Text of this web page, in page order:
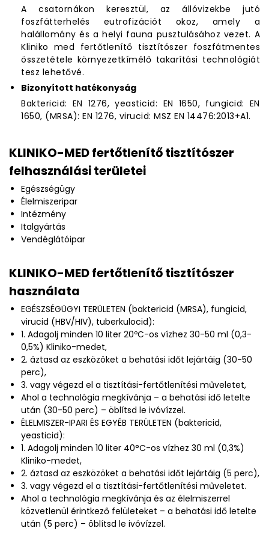
A csatornákon keresztül, az állóvizekbe jutó
foszfátterhelés eutrofizációt okoz, amely a
halállomány és a helyi fauna pusztulásához vezet. A
Kliniko med fertőtlenítő tisztítószer foszfátmentes
összetétele környezetkímélő takarítási technológiát
tesz lehetővé.
Bizonyított hatékonyság
Baktericid: EN 1276, yeasticid: EN 1650, fungicid: EN
1650, (MRSA): EN 1276, virucid: MSZ EN 14476:2013+A1.
KLINIKO-MED fertőtlenítő tisztítószer
felhasználási területei
Egészségügy
Élelmiszeripar
Intézmény
Italgyártás
Vendéglátóipar
KLINIKO-MED fertőtlenítő tisztítószer
használata
EGÉSZSÉGÜGYI TERÜLETEN (baktericid (MRSA), fungicid,
virucid (HBV/HIV), tuberkulocid):
1. Adagolj minden 10 liter 20ºC-os vízhez 30-50 ml (0,3-
0,5%) Kliniko-medet,
2. áztasd az eszközöket a behatási időt lejártáig (30-50
perc),
3. vagy végezd el a tisztítási-fertőtlenítési műveletet,
Ahol a technológia megkívánja – a behatási idő letelte
után (30-50 perc) – öblítsd le ivóvízzel.
ÉLELMISZER-IPARI ÉS EGYÉB TERÜLETEN (baktericid,
yeasticid):
1. Adagolj minden 10 liter 40°C-os vízhez 30 ml (0,3%)
Kliniko-medet,
2. áztasd az eszközöket a behatási időt lejártáig (5 perc),
3. vagy végezd el a tisztítási-fertőtlenítési műveletet.
Ahol a technológia megkívánja és az élelmiszerrel
közvetlenül érintkező felületeket – a behatási idő letelte
után (5 perc) – öblítsd le ivóvízzel.